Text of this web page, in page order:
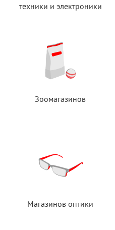
техники и электроники
Зоомагазинов
Магазинов оптики